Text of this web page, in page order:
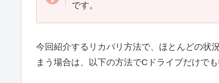
です。
今回紹介するリカバリ方法で、ほとんどの状
まう場合は、以下の方法でCドライブだけで